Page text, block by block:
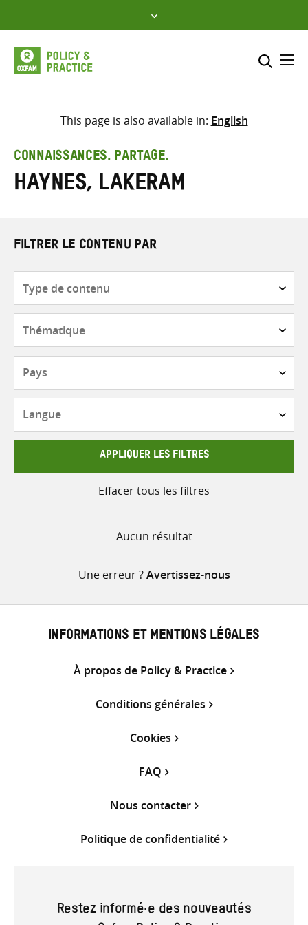
to
content
Sélectionner l’emplacement
Saisir
les
termes
This page is also available in: English
CONNAISSANCES. PARTAGE.
Haynes, Lakeram
FILTRER LE CONTENU PAR
contenu
APPLIQUER LES FILTRES
Effacer tous les filtres
Aucun résultat
Une erreur ?Avertissez-nous
INFORMATIONS ET MENTIONS LÉGALES
À propos de Policy & Practice
Conditions générales
Cookies
FAQ
Nous contacter
Politique de confidentialité
Restez informé·e des nouveautés